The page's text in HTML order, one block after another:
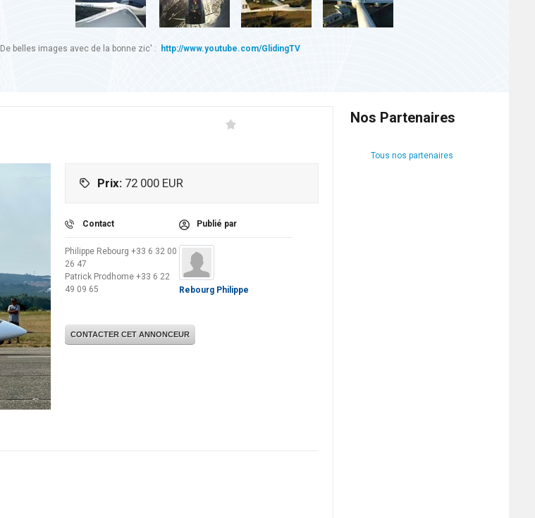
De belles images avec de la bonne zic' : http://www.youtube.com/GlidingTV
Prix: 72 000 EUR
Contact
Philippe Rebourg +33 6 32 00
26 47
Patrick Prodhome +33 6 22
49 09 65
Publié par
Rebourg Philippe
CONTACTER CET ANNONCEUR
Nos Partenaires
Tous nos partenaires